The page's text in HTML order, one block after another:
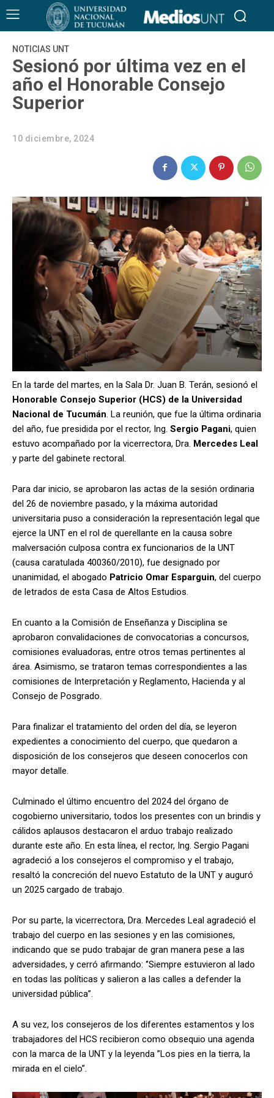
NOTICIAS UNT
Sesionó por última vez en el
año el Honorable Consejo
Superior
10 diciembre, 2024
En la tarde del martes, en la Sala Dr. Juan B. Terán, sesionó el
Honorable Consejo Superior (HCS) de la Universidad
Nacional de Tucumán. La reunión, que fue la última ordinaria
del año, fue presidida por el rector, Ing. Sergio Pagani, quien
estuvo acompañado por la vicerrectora, Dra. Mercedes Leal
y parte del gabinete rectoral.
Para dar inicio, se aprobaron las actas de la sesión ordinaria
del 26 de noviembre pasado, y la máxima autoridad
universitaria puso a consideración la representación legal que
ejerce la UNT en el rol de querellante en la causa sobre
malversación culposa contra ex funcionarios de la UNT
(causa caratulada 400360/2010), fue designado por
unanimidad, el abogado Patricio Omar Esparguin, del cuerpo
de letrados de esta Casa de Altos Estudios.
En cuanto a la Comisión de Enseñanza y Disciplina se
aprobaron convalidaciones de convocatorias a concursos,
comisiones evaluadoras, entre otros temas pertinentes al
área. Asimismo, se trataron temas correspondientes a las
comisiones de Interpretación y Reglamento, Hacienda y al
Consejo de Posgrado.
Para finalizar el tratamiento del orden del día, se leyeron
expedientes a conocimiento del cuerpo, que quedaron a
disposición de los consejeros que deseen conocerlos con
mayor detalle.
Culminado el último encuentro del 2024 del órgano de
cogobierno universitario, todos los presentes con un brindis y
cálidos aplausos destacaron el arduo trabajo realizado
durante este año. En esta línea, el rector, Ing. Sergio Pagani
agradeció a los consejeros el compromiso y el trabajo,
resaltó la concreción del nuevo Estatuto de la UNT y auguró
un 2025 cargado de trabajo.
Por su parte, la vicerrectora, Dra. Mercedes Leal agradeció el
trabajo del cuerpo en las sesiones y en las comisiones,
indicando que se pudo trabajar de gran manera pese a las
adversidades, y cerró afirmando: ‘’Siempre estuvieron al lado
en todas las políticas y salieron a las calles a defender la
universidad pública’’.
A su vez, los consejeros de los diferentes estamentos y los
trabajadores del HCS recibieron como obsequio una agenda
con la marca de la UNT y la leyenda ”Los pies en la tierra, la
mirada en el cielo”.